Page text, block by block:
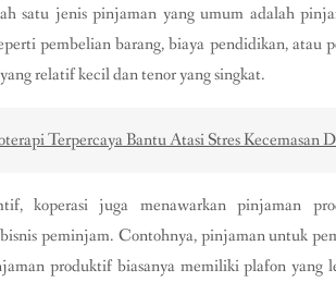
satu jenis pinjaman yang umum adalah
pembelian barang, biaya pendidikan, atau
relatif kecil dan tenor yang singkat.
Terpercaya Bantu Atasi Stres Kecemasan
koperasi juga menawarkan pinjaman
peminjam. Contohnya, pinjaman untuk
produktif biasanya memiliki plafon yang